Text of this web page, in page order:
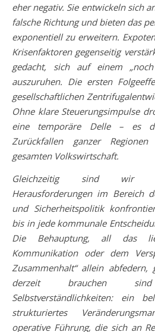
eher negativ. Sie entwickeln sich
falsche Richtung und bieten das
exponentiell zu erweitern.
Krisenfaktoren gegenseitig
gedacht, sich auf einem
auszuruhen. Die ersten
gesellschaftlichen
Ohne klare Steuerungsimpulse
eine temporäre Delle – es
Zurückfallen ganzer
gesamten Volkswirtschaft.
Gleichzeitig sind wir
Herausforderungen im Bereich
und Sicherheitspolitik
bis in jede kommunale
Die Behauptung, all das
Kommunikation oder dem
Zusammenhalt“ allein
derzeit brauchen sind
Selbstverständlichkeiten: ein
strukturiertes
operative Führung, die sich an